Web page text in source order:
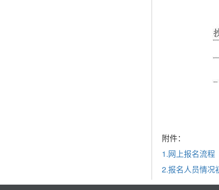
附件：
1.网上报名流程
2.报名人员情况